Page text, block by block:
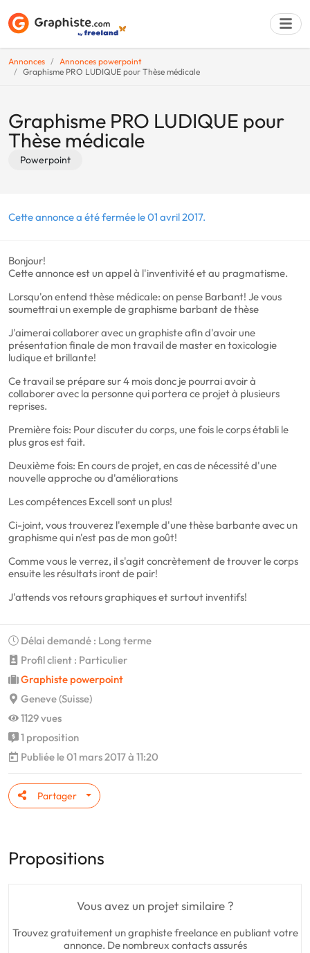
Annonces
Annonces powerpoint
Graphisme PRO LUDIQUE pour Thèse médicale
Graphisme PRO LUDIQUE pour
Thèse médicale
Powerpoint
Cette annonce a été fermée le 01 avril 2017.
Bonjour!
Cette annonce est un appel à l'inventivité et au pragmatisme.
Lorsqu'on entend thèse médicale: on pense Barbant! Je vous
soumettrai un exemple de graphisme barbant de thèse
J'aimerai collaborer avec un graphiste afin d'avoir une
présentation finale de mon travail de master en toxicologie
ludique et brillante!
Ce travail se prépare sur 4 mois donc je pourrai avoir à
collaborer avec la personne qui portera ce projet à plusieurs
reprises.
Première fois: Pour discuter du corps, une fois le corps établi le
plus gros est fait.
Deuxième fois: En cours de projet, en cas de nécessité d'une
nouvelle approche ou d'améliorations
Les compétences Excell sont un plus!
Ci-joint, vous trouverez l'exemple d'une thèse barbante avec un
graphisme qui n'est pas de mon goût!
Comme vous le verrez, il s'agit concrètement de trouver le corps
ensuite les résultats iront de pair!
J'attends vos retours graphiques et surtout inventifs!
Délai demandé : Long terme
Profil client : Particulier
Graphiste powerpoint
Geneve (Suisse)
1129 vues
1 proposition
Publiée le 01 mars 2017 à 11:20
Partager
Propositions
Vous avez un projet similaire ?
Trouvez gratuitement un graphiste freelance en publiant votre
annonce. De nombreux contacts assurés